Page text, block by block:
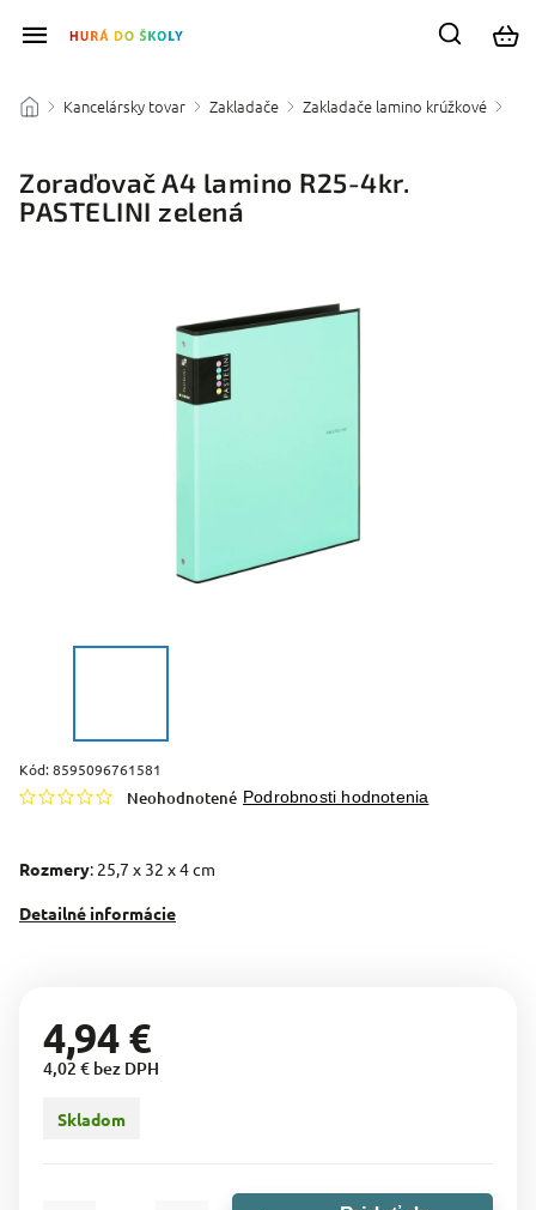
/ Kancelársky tovar / Zakladače / Zakladače lamino krúžkové /
Zoraďovač A4 lamino R25-4kr.
PASTELINI zelená
Kód:8595096761581
Neohodnotené Podrobnosti hodnotenia
Rozmery: 25,7 x 32 x 4 cm
Detailné informácie
4,94 €
4,02 € bez DPH
Skladom